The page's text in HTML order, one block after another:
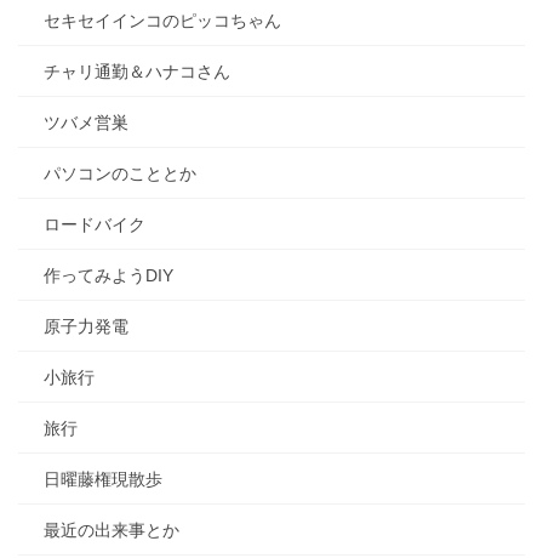
セキセイインコのピッコちゃん
チャリ通勤＆ハナコさん
ツバメ営巣
パソコンのこととか
ロードバイク
作ってみようDIY
原子力発電
小旅行
旅行
日曜藤権現散歩
最近の出来事とか